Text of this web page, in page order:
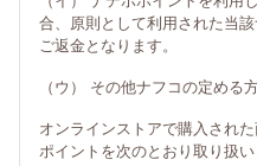
合、原則として利用された当
ご返金となります。
（ウ） その他ナフコの定める
オンラインストアで購入され
ポイントを次のとおり取り扱い